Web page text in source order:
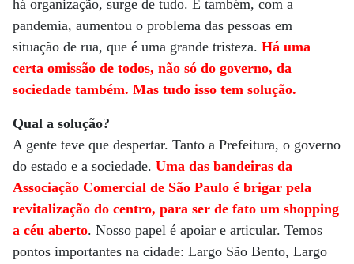
há organização, surge de tudo. E também, com a
pandemia, aumentou o problema das pessoas em
situação de rua, que é uma grande tristeza. Há uma
certa omissão de todos, não só do governo, da
sociedade também. Mas tudo isso tem solução.
Qual a solução?
A gente teve que despertar. Tanto a Prefeitura, o governo
do estado e a sociedade. Uma das bandeiras da
Associação Comercial de São Paulo é brigar pela
revitalização do centro, para ser de fato um shopping
a céu aberto. Nosso papel é apoiar e articular. Temos
pontos importantes na cidade: Largo São Bento, Largo